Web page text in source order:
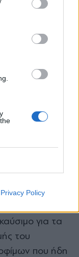
Privacy Policy
ότι
υγραερίου
του αερίου
μαζικές
της κεντρικής
ποσοστά
και τον
μείωσης της
κρίσης
για τα
του
που ήδη